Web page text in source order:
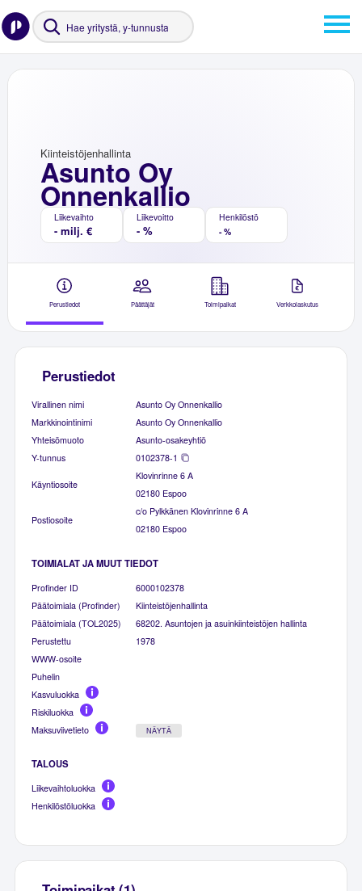
Asunto Oy
Onnenkallio
Kiinteistöjenhallinta
Liikevaihto
- milj. €
Liikevoitto
- %
Henkilöstö
- %
Perustiedot Päättäjät Toimipaikat Verkkolaskutus
Perustiedot
Virallinen nimi
Asunto Oy Onnenkallio
Markkinointinimi
Asunto Oy Onnenkallio
Yhteisömuoto
Asunto-osakeyhtiö
Y-tunnus
0102378-1
Käyntiosoite
Klovinrinne 6 A
02180 Espoo
Postiosoite
c/o Pylkkänen Klovinrinne 6 A
02180 Espoo
TOIMIALAT JA MUUT TIEDOT
Profinder ID
6000102378
Päätoimiala (Profinder)
Kiinteistöjenhallinta
Päätoimiala (TOL2025)
68202. Asuntojen ja asuinkiinteistöjen hallinta
Perustettu
1978
WWW-osoite
Puhelin
Kasvuluokka
Riskiluokka
Maksuviivetieto
NÄYTÄ
TALOUS
Liikevaihtoluokka
Henkilöstöluokka